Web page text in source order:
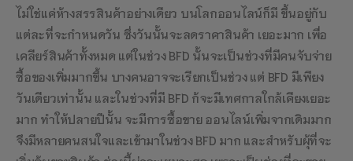
ไม่ใช่แค่ห้างสรรสินค้าอย่างเดียว บนโลกออนไลน์ก็มี ขึ้นอยู่กับ
แต่ละที่จะกำหนดวัน ซึ่งวันนั้นจะลดราคาสินค้า เยอะมาก เพื่อ
เคลียร์สินค้าทั้งหมด แต่ในช่วง BFD นั้นจะเป็นช่วงที่มีคนจับจ่าย
ซื้อของเพิ่มมากขึ้น บางคนอาจจะเรียกเป็นช่วง แต่ BFD มีเพียง
วันเดียวเท่านั้น และในช่วงที่มี BFD ก้จะมีเทศกาลใกล้เคียงเยอะ
มาก ทำให้ปลายปีนั้น จะมีการซื้อขาย ออนไลน์เพิ่มจากเดิมมาก
จึงมีหลายคนสนใจและเข้ามาในช่วง BFD มาก และสำหรับผุ้ที่จะ